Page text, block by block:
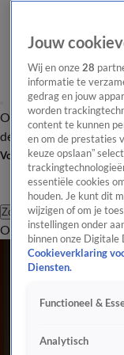
Overzicht
de redactie
Volg Shownieuws
Zoeken
Overzicht
Maxime
SBS-ster Maxime
Claire en Vivé vormt
Artikelen over
Jouw
Wij en onze 28
informatie te
gedrag en jouw
worden
content te kunnen
en om de prestaties
keuze opslaan”
essentiële cookies
houden. Je kunt dit
wijzigen of om je
instellingen onder
binnen onze
Cookieverklaring
Diensten.
Functioneel &
Analytisch